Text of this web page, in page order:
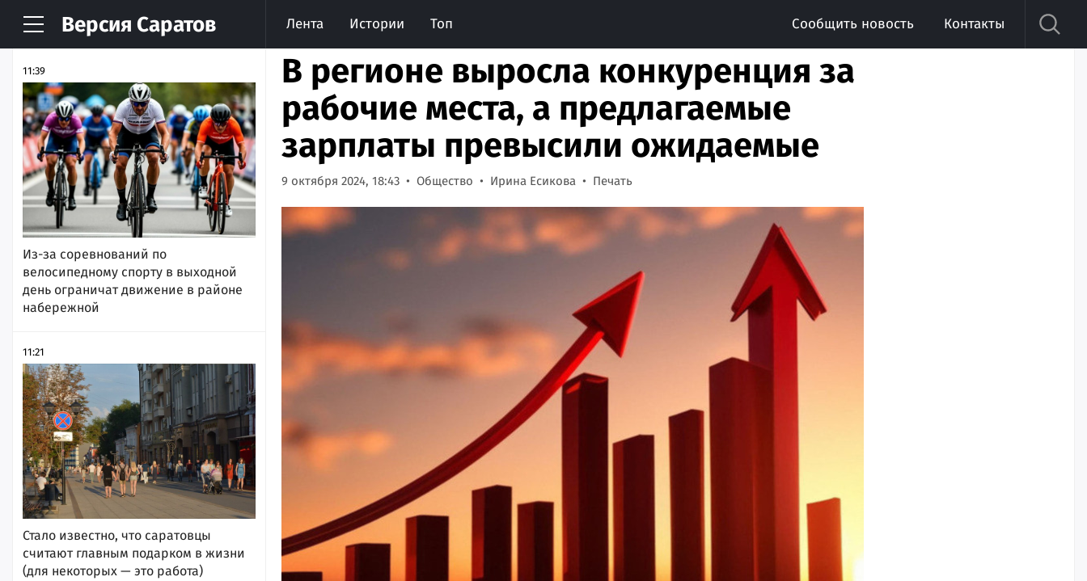
Версия Саратов Лента Истории Топ Сообщить новость Контакты
НОВОСТИ АРХИВ
11:39
Из-за соревнований по
велосипедному спорту в выходной
день ограничат движение в районе
набережной
11:21
Стало известно, что саратовцы
считают главным подарком в жизни
(для некоторых — это работа)
В регионе выросла конкуренция за
рабочие места, а предлагаемые
зарплаты превысили ожидаемые
9 октября 2024, 18:43 Общество Ирина Есикова Печать